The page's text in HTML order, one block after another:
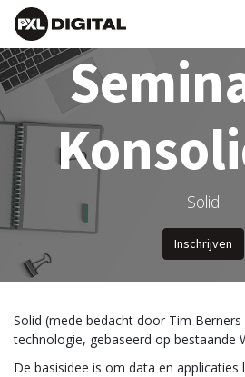
Solid
Inschrijven
Solid (mede bedacht door Tim
technologie, gebaseerd op bestaande
De basisidee is om data en applicaties